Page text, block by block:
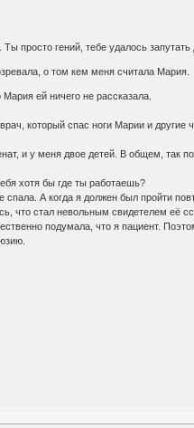
просто гений, тебе удалось
о том кем меня считала Мария.
ей ничего не рассказала.
который спас ноги Марии и другие
и у меня двое детей. В общем, так
хотя бы где ты работаешь?
А когда я должен был пройти
что стал невольным свидетелем её
подумала, что я пациент.